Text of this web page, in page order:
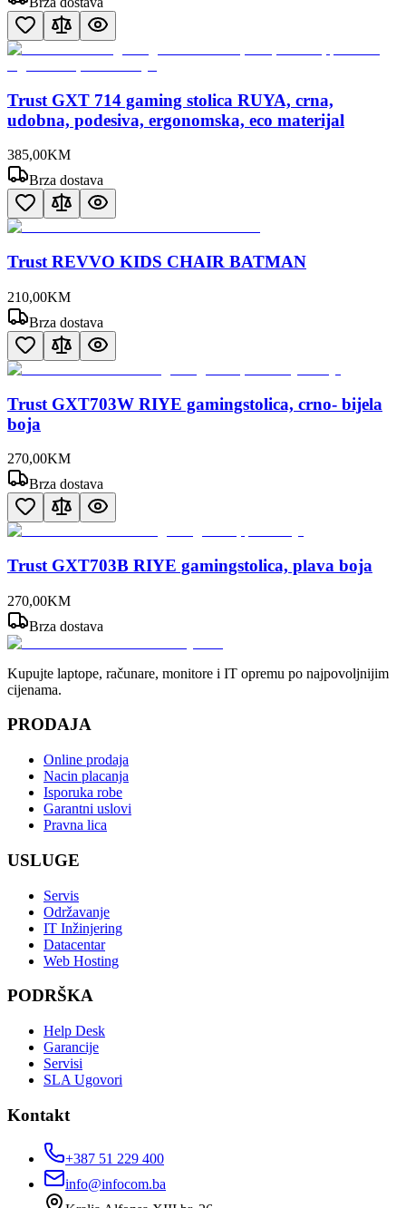
Trust GXT 714 gaming stolica RUYA, crna,
udobna, podesiva, ergonomska, eco materijal
385,00KM
Brza dostava
Trust REVVO KIDS CHAIR BATMAN
210,00KM
Brza dostava
Trust GXT703W RIYE gamingstolica, crno- bijela
boja
270,00KM
Brza dostava
Trust GXT703B RIYE gamingstolica, plava boja
270,00KM
Brza dostava
Kupujte laptope, računare, monitore i IT opremu po najpovoljnijim
cijenama.
PRODAJA
Online prodaja
Nacin placanja
Isporuka robe
Garantni uslovi
Pravna lica
USLUGE
Servis
Održavanje
IT Inžinjering
Datacentar
Web Hosting
PODRŠKA
Help Desk
Garancije
Servisi
SLA Ugovori
Kontakt
+387 51 229 400
info@infocom.ba